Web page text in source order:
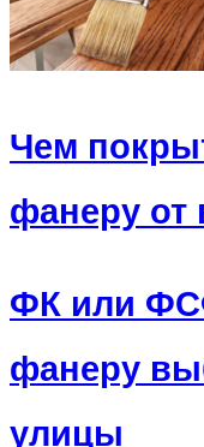
Чем
фанеру от
ФК или
фанеру
улицы